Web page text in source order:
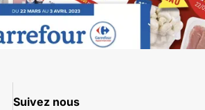
Suivez nous